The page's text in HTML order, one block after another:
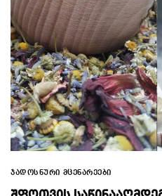
ᲯᲐᲓᲝᲡᲜᲣᲠᲘ ᲛᲪᲔᲜᲐᲠᲔᲔᲑᲘ